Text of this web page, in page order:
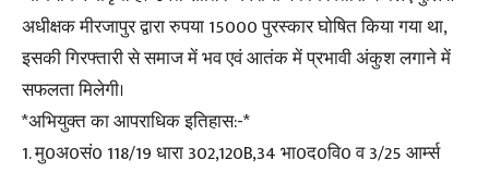
अधीक्षक मीरजापुर द्वारा रुपया 15000 पुरस्कार घोषित किया गया था,
इसकी गिरफ्तारी से समाज में भव एवं आतंक में प्रभावी अंकुश लगाने में
सफलता मिलेगी।
*अभियुक्त का आपराधिक इतिहास:-*
1. मु0अ0सं0 118/19 धारा 302,120B,34 भा0द0वि0 व 3/25 आर्म्स